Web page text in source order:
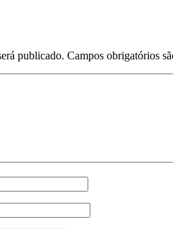
publicado. Campos obrigatórios